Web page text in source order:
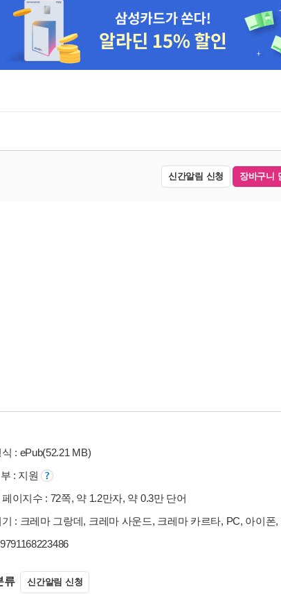
신간알림 신청 장바구니
: ePub(52.21 MB)
: 지원
이지수 : 72쪽, 약 1.2만자, 약 0.3만 단어
: 크레마 그랑데, 크레마 사운드, 크레마 카르타, PC, 아이
류 신간알림 신청